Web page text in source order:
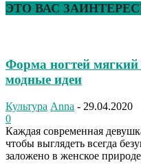
ЭТО ВАС
Форма ногтей мягкий
модные идеи
Культура Anna - 29.04.2020
0
Каждая современная
чтобы выглядеть всегда
заложено в женское